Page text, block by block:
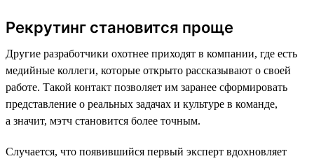
Рекрутинг становится проще
Другие разработчики охотнее приходят в компании, где есть
медийные коллеги, которые открыто рассказывают о своей
работе. Такой контакт позволяет им заранее сформировать
представление о реальных задачах и культуре в команде,
а значит, мэтч становится более точным.
Случается, что появившийся первый эксперт вдохновляет